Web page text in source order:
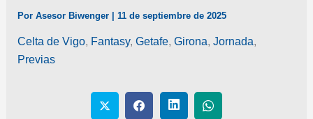
Por Asesor Biwenger 11 de septiembre de 2025
Celta de Vigo, Fantasy, Getafe, Girona, Jornada,
Previas